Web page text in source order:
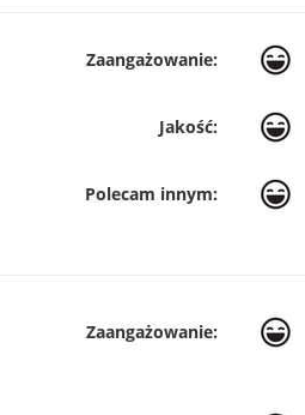
Zaangażowanie:
Jakość:
Polecam innym:
Zaangażowanie: